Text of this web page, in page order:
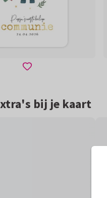
bij je kaart